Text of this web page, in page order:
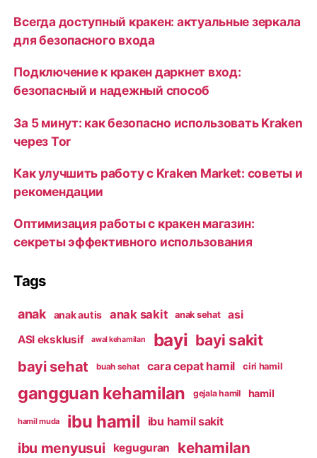
Всегда доступный кракен: актуальные зеркала
для безопасного входа
Подключение к кракен даркнет вход:
безопасный и надежный способ
За 5 минут: как безопасно использовать Kraken
через Tor
Как улучшить работу с Kraken Market: советы и
рекомендации
Оптимизация работы с кракен магазин:
секреты эффективного использования
Tags
anak anak autis anak sakit anak sehat
asi
ASI eksklusif
awal kehamilan bayi bayi sakit
bayi sehat buah sehat cara cepat hamil ciri hamil
gangguan kehamilan gejala hamil hamil
hamil muda ibu hamil ibu hamil sakit
ibu menyusui keguguran kehamilan